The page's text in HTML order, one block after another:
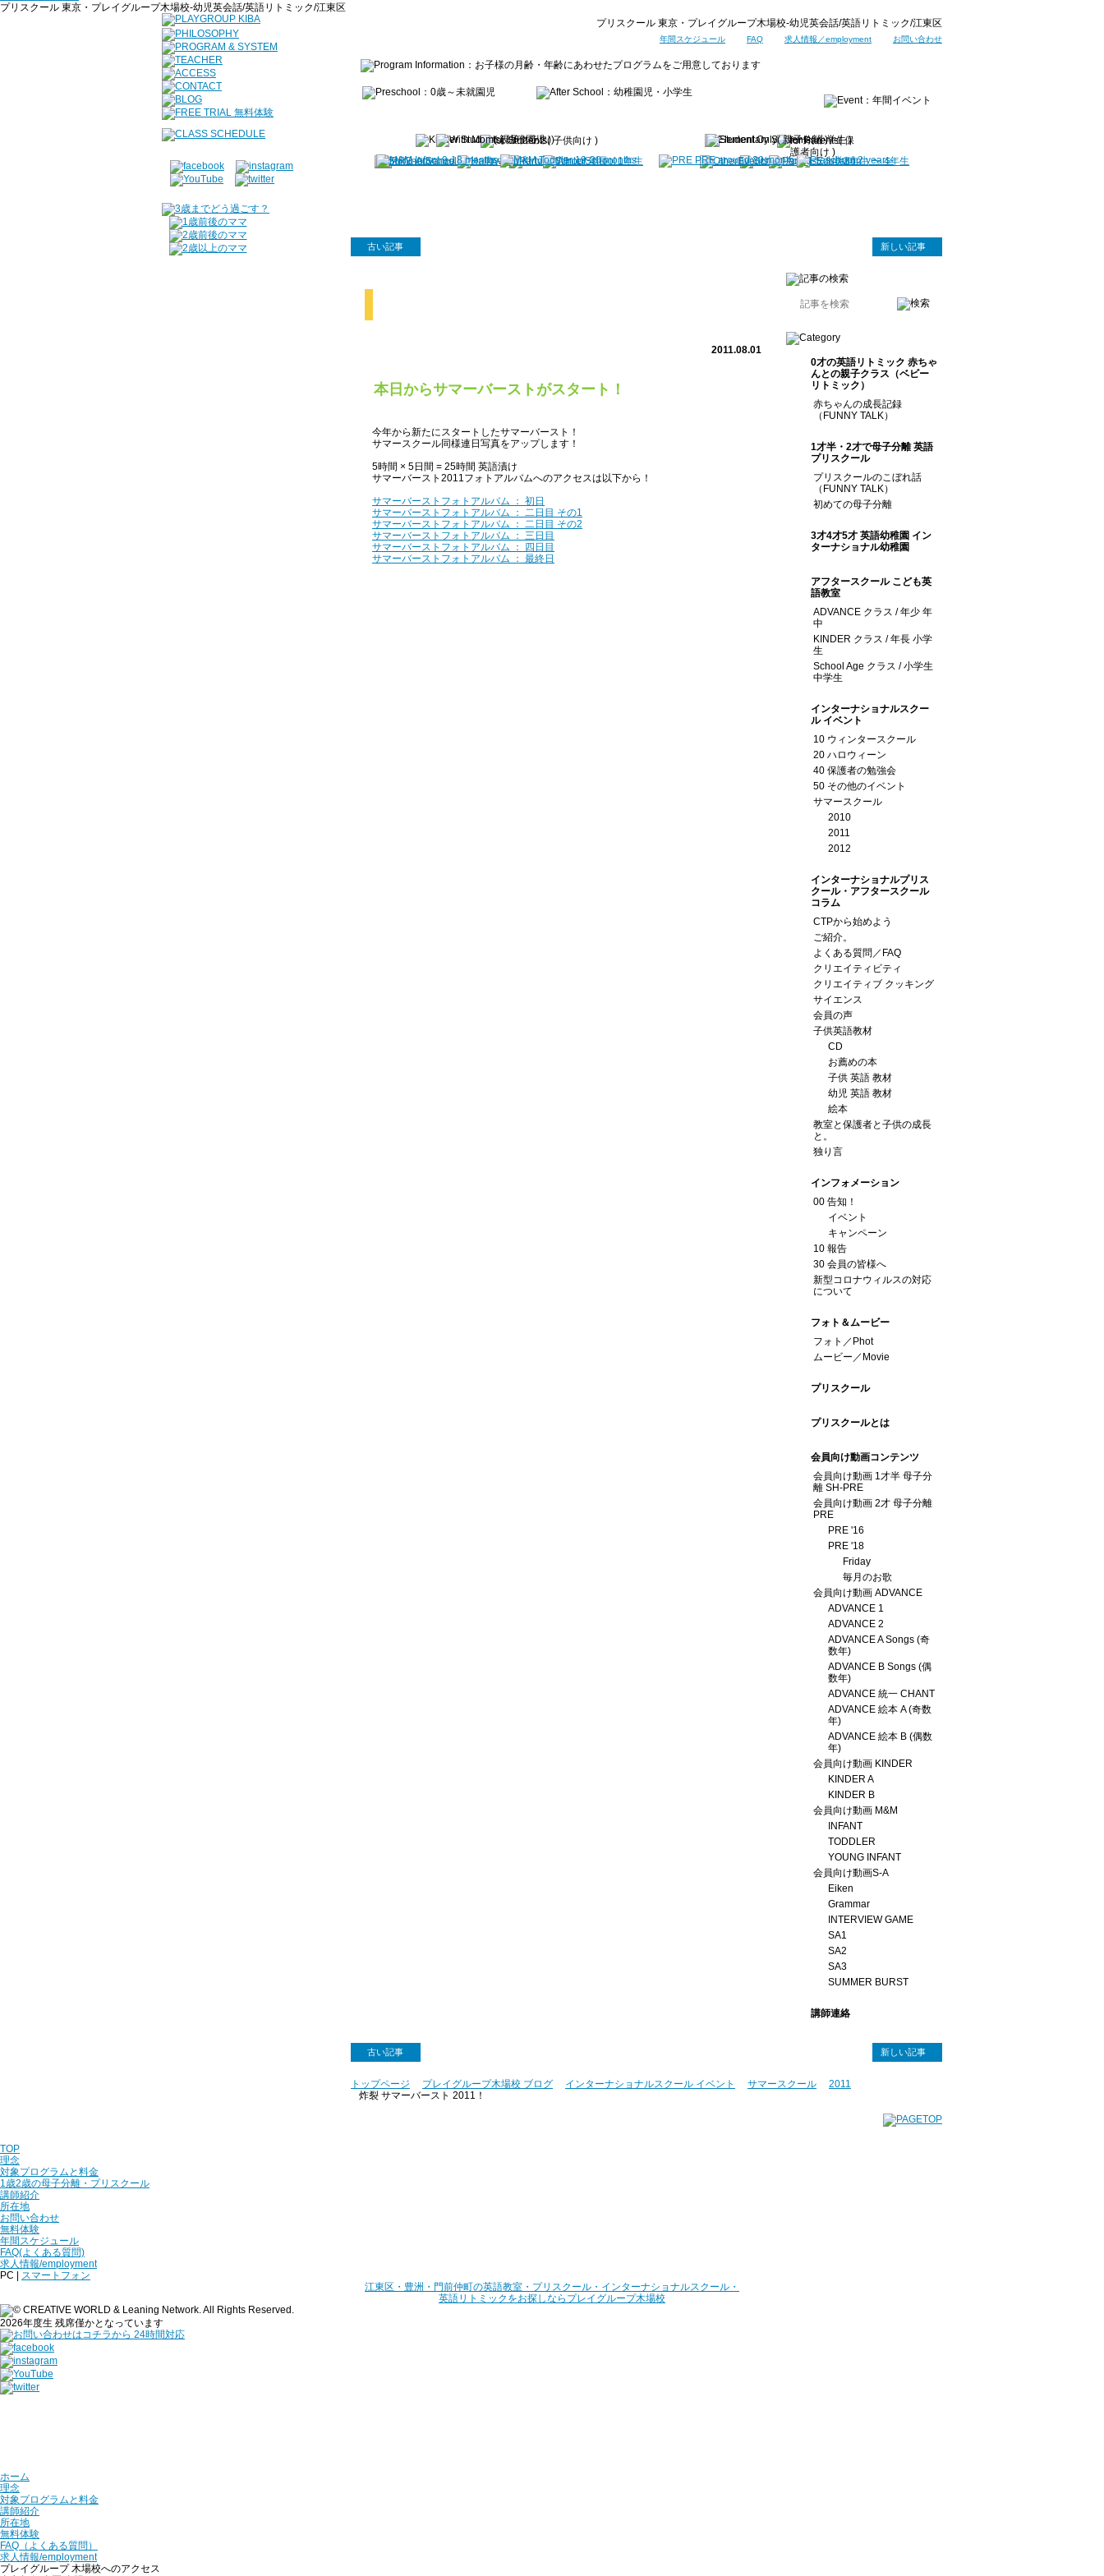
プリスクール 東京・プレイグループ木場校-幼児英会話/英語リトミック/江東区
プリスクール 東京・プレイグループ木場校-幼児英会話/英語リトミック/江東区
年間スケジュール FAQ 求人情報／employment お問い合わせ
古い記事 新しい記事
2011.08.01
本日からサマーバーストがスタート！
今年から新たにスタートしたサマーバースト！
サマースクール同様連日写真をアップします！
5時間 × 5日間 = 25時間 英語漬け
サマーバースト2011フォトアルバムへのアクセスは以下から！
サマーバーストフォトアルバム ： 初日
サマーバーストフォトアルバム ： 二日目 その1
サマーバーストフォトアルバム ： 二日目 その2
サマーバーストフォトアルバム ： 三日目
サマーバーストフォトアルバム ： 四日目
サマーバーストフォトアルバム ： 最終日
0才の英語リトミック 赤ちゃ
んとの親子クラス（ベビー
リトミック）
赤ちゃんの成長記録
（FUNNY TALK）
1才半・2才で母子分離 英語
プリスクール
プリスクールのこぼれ話
（FUNNY TALK）
初めての母子分離
3才4才5才 英語幼稚園 イン
ターナショナル幼稚園
アフタースクール こども英
語教室
ADVANCE クラス / 年少 年
中
KINDER クラス / 年長 小学
生
School Age クラス / 小学生
中学生
インターナショナルスクー
ル イベント
10 ウィンタースクール
20 ハロウィーン
40 保護者の勉強会
50 その他のイベント
サマースクール
2010
2011
2012
インターナショナルプリス
クール・アフタースクール
コラム
CTPから始めよう
ご紹介。
よくある質問／FAQ
クリエイティビティ
クリエイティブ クッキング
サイエンス
会員の声
子供英語教材
CD
お薦めの本
子供 英語 教材
幼児 英語 教材
絵本
教室と保護者と子供の成長
と。
独り言
インフォメーション
00 告知！
イベント
キャンペーン
10 報告
30 会員の皆様へ
新型コロナウィルスの対応
について
フォト＆ムービー
フォト／Phot
ムービー／Movie
プリスクール
プリスクールとは
会員向け動画コンテンツ
会員向け動画 1才半 母子分
離 SH-PRE
会員向け動画 2才 母子分離
PRE
PRE '16
PRE '18
Friday
毎月のお歌
会員向け動画 ADVANCE
ADVANCE 1
ADVANCE 2
ADVANCE A Songs (奇
数年)
ADVANCE B Songs (偶
数年)
ADVANCE 統一 CHANT
ADVANCE 絵本 A (奇数
年)
ADVANCE 絵本 B (偶数
年)
会員向け動画 KINDER
KINDER A
KINDER B
会員向け動画 M&M
INFANT
TODDLER
YOUNG INFANT
会員向け動画S-A
Eiken
Grammar
INTERVIEW GAME
SA1
SA2
SA3
SUMMER BURST
講師連絡
古い記事 新しい記事
トップページ プレイグループ木場校 ブログ インターナショナルスクール イベント サマースクール
2011
炸裂 サマーバースト 2011！
TOP
理念
対象プログラムと料金
1歳2歳の母子分離・プリスクール
講師紹介
所在地
お問い合わせ
無料体験
年間スケジュール
FAQ(よくある質問)
求人情報/employment
PC | スマートフォン
江東区・豊洲・門前仲町の英語教室・プリスクール・インターナショナルスクール・
英語リトミックをお探しならプレイグループ木場校
2026年度生 残席僅かとなっています
ホーム
理念
対象プログラムと料金
講師紹介
所在地
無料体験
FAQ（よくある質問）
求人情報/employment
プレイグループ 木場校へのアクセス